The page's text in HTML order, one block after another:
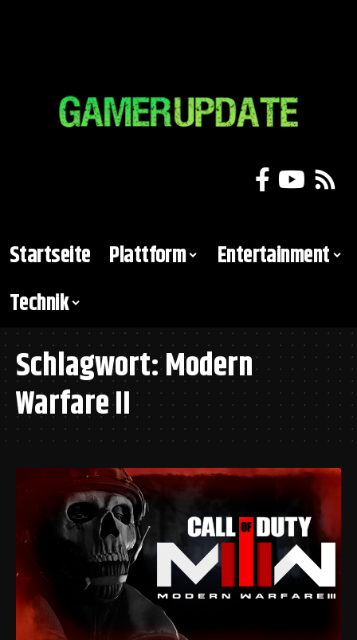
Startseite Plattform
Entertainment
Technik
Schlagwort:Modern
Warfare II